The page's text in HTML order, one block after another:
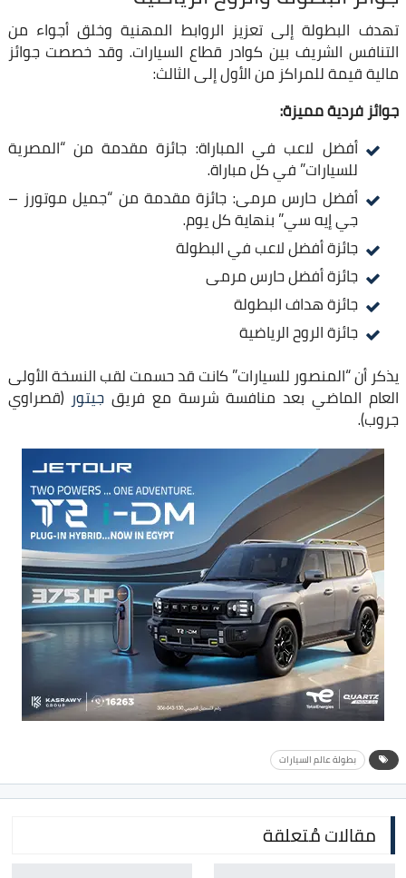
​تهدف البطولة إلى تعزيز الروابط المهنية وخلق أجواء من
التنافس الشريف بين كوادر قطاع السيارات. وقد خصصت جوائز
مالية قيمة للمراكز من الأول إلى الثالث:
​جوائز فردية مميزة:
​أفضل لاعب في المباراة: جائزة مقدمة من “المصرية
للسيارات” في كل مباراة.
​أفضل حارس مرمى: جائزة مقدمة من “جميل موتورز –
جي إيه سي” بنهاية كل يوم.
جائزة أفضل لاعب في البطولة
جائزة أفضل حارس مرمى
جائزة هداف البطولة
جائزة الروح الرياضية
​يذكر أن “المنصور للسيارات” كانت قد حسمت لقب النسخة الأولى
العام الماضي بعد منافسة شرسة مع فريق جيتور (قصراوي
جروب).
بطولة عالم السيارات
مقالات مُتعلقة